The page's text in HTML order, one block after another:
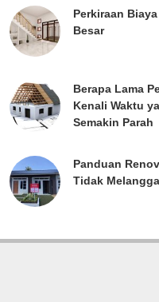
Perkiraan
Besar
Berapa Lama
Kenali Waktu
Semakin Parah
Panduan
Tidak